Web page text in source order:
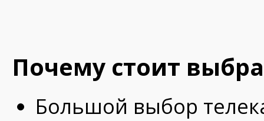
Почему стоит
Большой выбор